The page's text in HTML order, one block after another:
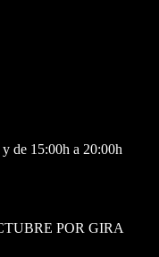
de 15:00h a 20:00h
POR GIRA